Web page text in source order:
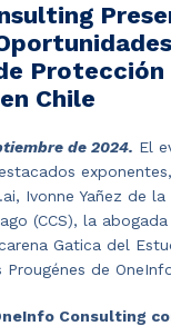
Chile
de 2024. El
Ivonne Yañez de la
(CCS), la
Gatica del
Prougénes de
Consulting